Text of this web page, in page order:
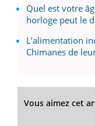
Quel est votre
horloge peut le
L’alimentation
Chimanes de
Vous aimez cet